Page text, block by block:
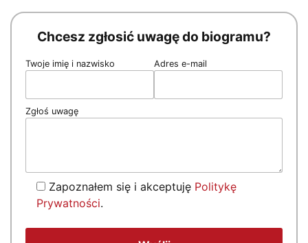
Chcesz zgłosić uwagę do biogramu?
Twoje imię i nazwisko Adres e-mail
Zgłoś uwagę
Zapoznałem się i akceptuję Politykę
Prywatności.